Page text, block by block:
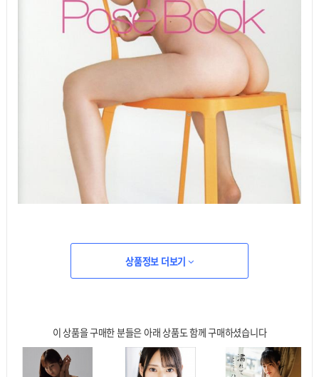
상품정보 더보기
이 상품을 구매한 분들은 아래 상품도 함께 구매하셨습니다